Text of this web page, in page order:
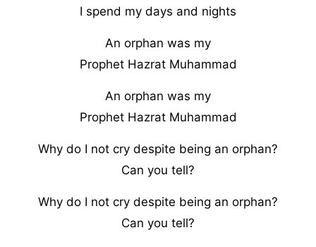
I spend my days and nights
An orphan was my
Prophet Hazrat Muhammad
An orphan was my
Prophet Hazrat Muhammad
Why do I not cry despite being an orphan?
Can you tell?
Why do I not cry despite being an orphan?
Can you tell?